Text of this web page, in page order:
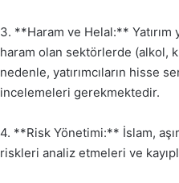
3. **Haram ve Helal:**
haram olan sektörlerde (alkol,
nedenle, yatırımcıların hisse
incelemeleri gerekmektedir.
4. **Risk Yönetimi:** İslam,
riskleri analiz etmeleri ve